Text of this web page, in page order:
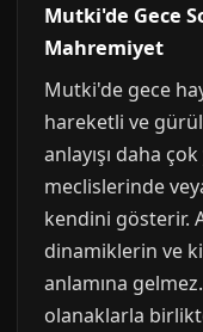
Mutki'de Gece
Mahremiyet
Mutki'de gece
hareketli ve
anlayışı daha
meclislerinde
kendini gösterir.
dinamiklerin ve
anlamına
olanaklarla